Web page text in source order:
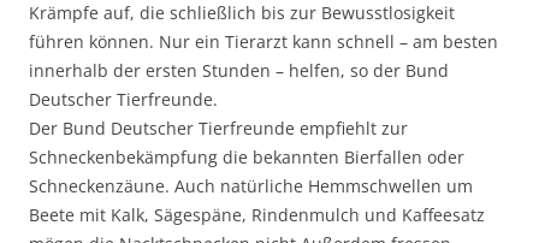
Krämpfe auf, die schließlich bis zur Bewusstlosigkeit
führen können. Nur ein Tierarzt kann schnell – am besten
innerhalb der ersten Stunden – helfen, so der Bund
Deutscher Tierfreunde.
Der Bund Deutscher Tierfreunde empfiehlt zur
Schneckenbekämpfung die bekannten Bierfallen oder
Schneckenzäune. Auch natürliche Hemmschwellen um
Beete mit Kalk, Sägespäne, Rindenmulch und Kaffeesatz